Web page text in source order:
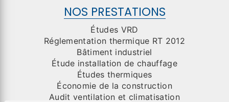
NOS PRESTATIONS
Études VRD
Réglementation thermique RT 2012
Bâtiment industriel
Étude installation de chauffage
Études thermiques
Économie de la construction
Audit ventilation et climatisation